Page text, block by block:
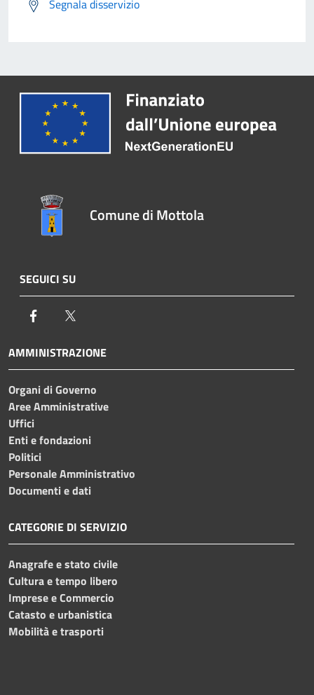
Segnala disservizio
Comune di Mottola
SEGUICI SU
Facebook
AMMINISTRAZIONE
Organi di Governo
Aree Amministrative
Uffici
Enti e fondazioni
Politici
Personale Amministrativo
Documenti e dati
CATEGORIE DI SERVIZIO
Anagrafe e stato civile
Cultura e tempo libero
Imprese e Commercio
Catasto e urbanistica
Mobilità e trasporti